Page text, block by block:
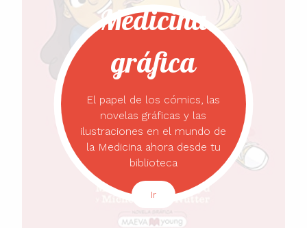
Medicina
gráfica
El papel de los cómics, las
novelas gráficas y las
ilustraciones en el mundo de
la Medicina ahora desde tu
biblioteca
Ir